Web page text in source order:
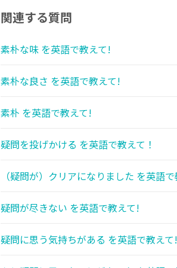
関連する質問
素朴な味 を英語で教えて!
素朴な良さ を英語で教えて!
素朴 を英語で教えて!
疑問を投げかける を英語で教えて！
（疑問が）クリアになりました を英語
疑問が尽きない を英語で教えて!
疑問に思う気持ちがある を英語で教えて!